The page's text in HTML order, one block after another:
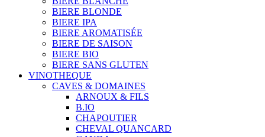
BIERE BLONDE
BIERE IPA
BIERE AROMATISÉE
BIERE DE SAISON
BIERE BIO
BIERE SANS GLUTEN
VINOTHEQUE
CAVES & DOMAINES
ARNOUX & FILS
B.IO
CHAPOUTIER
CHEVAL QUANCARD